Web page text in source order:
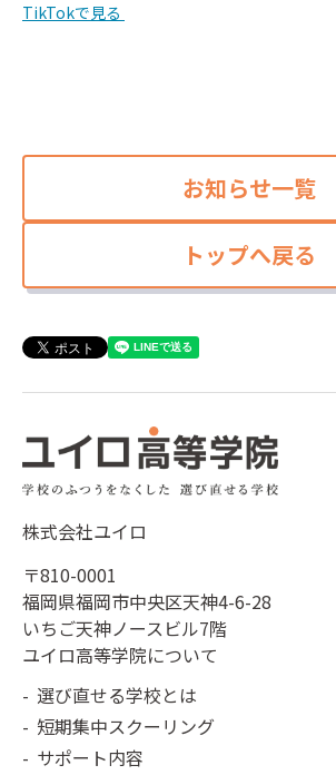
TikTokで見る
お知らせ一覧
トップへ戻る
株式会社ユイロ
〒810-0001
福岡県福岡市中央区天神4-6-28
いちご天神ノースビル7階
ユイロ高等学院について
選び直せる学校とは
短期集中スクーリング
サポート内容